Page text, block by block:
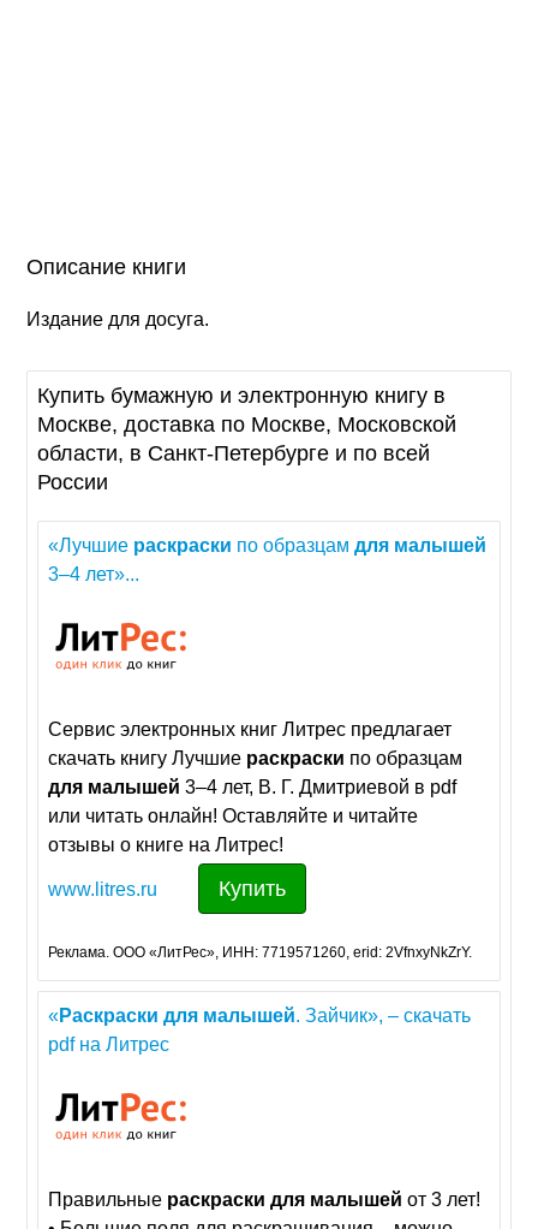
Описание книги
Издание для досуга.
Купить бумажную и электронную книгу в
Москве, доставка по Москве, Московской
области, в Санкт-Петербурге и по всей
России
«Лучшие раскраски по образцамдля малышей
3–4 лет»...
Сервис электронных книг Литрес предлагает
скачать книгу Лучшие раскраски по образцам
для малышей 3–4 лет, В. Г. Дмитриевой в pdf
или читать онлайн! Оставляйте и читайте
отзывы о книге на Литрес!
www.litres.ru Купить
Реклама. ООО «ЛитРес», ИНН: 7719571260, erid: 2VfnxyNkZrY.
«Раскраски для малышей. Зайчик», – скачать
pdf на Литрес
Правильные раскраски для малышей от 3 лет!